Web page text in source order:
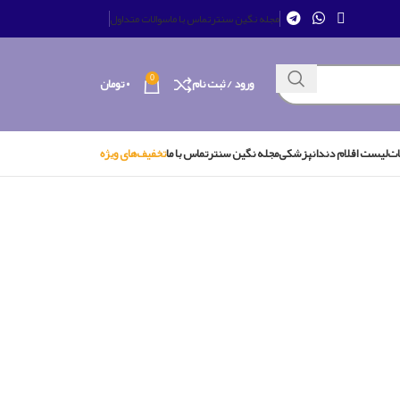
مجله نگین سنترتماس با ماسوالات متداول
ورود / ثبت نام 0 ۰تومان
لیست اقلام دندانپزشکیمجله نگین سنترتماس با ماتخفیف‌های ویژه